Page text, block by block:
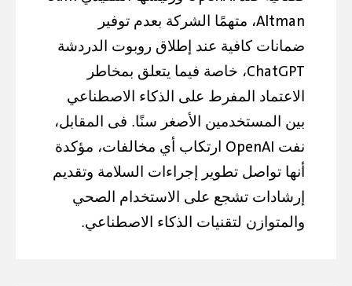
Altman، متهمًا الشركة بعدم توفير
ضمانات كافية عند إطلاق روبوت الدردشة
ChatGPT، خاصة فيما يتعلق بمخاطر
الاعتماد المفرط على الذكاء الاصطناعي
بين المستخدمين الأصغر سنًا. فى المقابل،
نفت OpenAI ارتكاب أي مخالفات، مؤكدة
أنها تواصل تطوير إجراءات السلامة وتقديم
إرشادات تشجع على الاستخدام الصحي
والمتوازن لتقنيات الذكاء الاصطناعي.